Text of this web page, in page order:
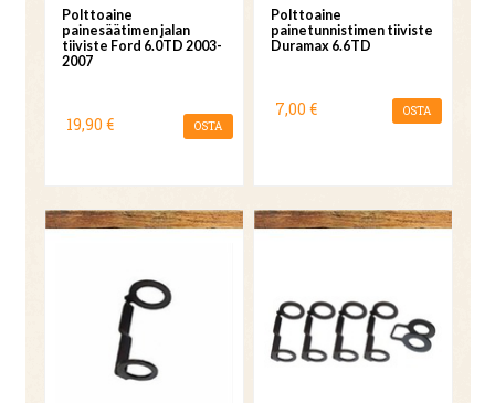
Polttoaine
painesäätimen jalan
tiiviste Ford 6.0TD 2003-
2007
19,90 € OSTA
Polttoaine
painetunnistimen tiiviste
Duramax 6.6TD
7,00 € OSTA